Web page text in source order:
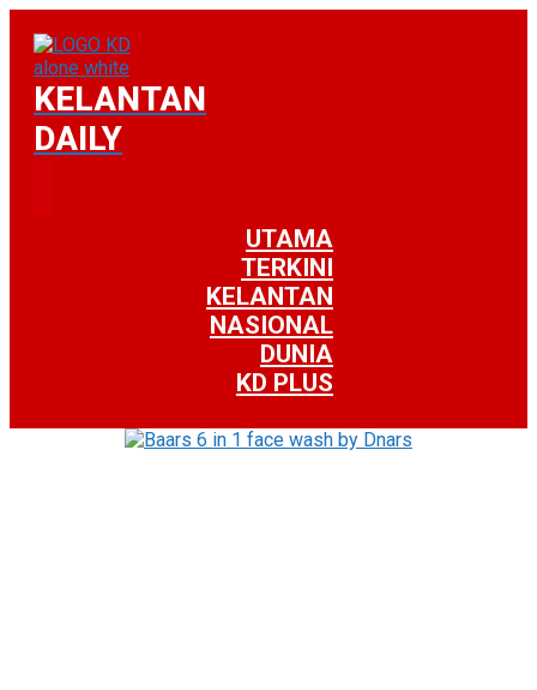
KELANTAN
DAILY
UTAMA
TERKINI
KELANTAN
NASIONAL
DUNIA
KD PLUS